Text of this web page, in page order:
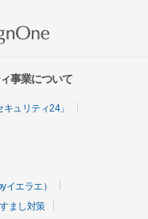
事業について
ュリティ24」
エラエ）
まし対策